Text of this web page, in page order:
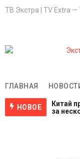
ТВ Экстра | TV Extra
ГЛАВНАЯ
НОВОСТИ
Эксперты
НОВОЕ
Китай
за